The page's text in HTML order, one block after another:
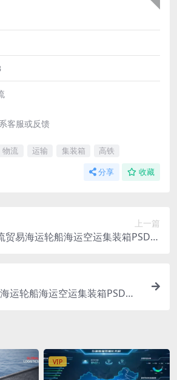
客服或反馈
物流 运输 集装箱 高铁
分享 收藏
上一篇
贸易海运轮船海运空运集装箱PSD格
运轮船海运空运集装箱PSD格
VIP